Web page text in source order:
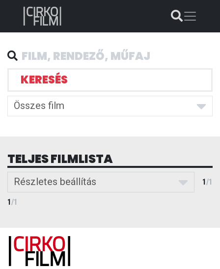
KERESÉS
Összes film
TELJES FILMLISTA
Részletes beállítás 1/1
1/1